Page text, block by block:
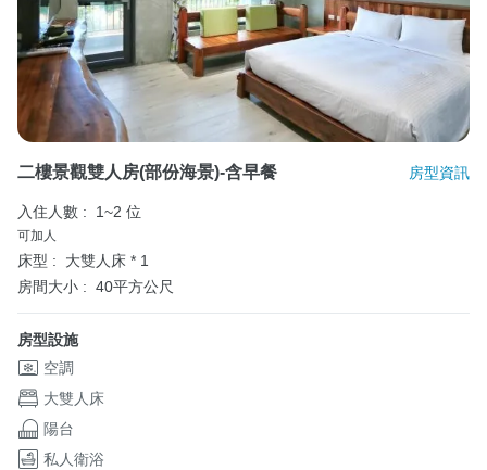
二樓景觀雙人房(部份海景)-含早餐 房型資訊
入住人數 : 1~2 位
可加人
床型 :
大雙人床 * 1
房間大小 : 40平方公尺
房型設施
空調
大雙人床
陽台
私人衛浴